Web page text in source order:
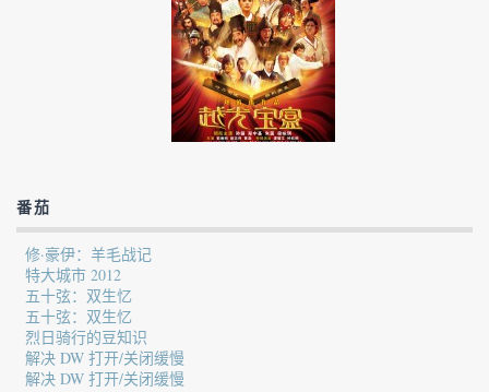
番茄
修·豪伊：羊毛战记
特大城市 2012
五十弦：双生忆
五十弦：双生忆
烈日骑行的豆知识
解决 DW 打开/关闭缓慢
解决 DW 打开/关闭缓慢